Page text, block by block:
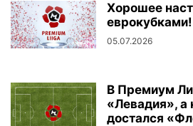
Хорошее
еврокубками!
05.07.2026
В Премиум
«Левадия», а
достался